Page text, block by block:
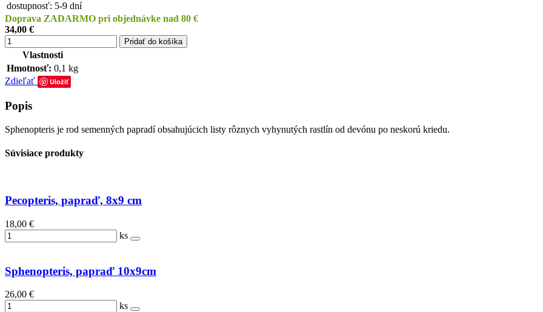
dostupnosť: 5-9 dní
Doprava ZADARMO pri objednávke nad 80 €
34,00 €
Pridať do košíka
Vlastnosti
Hmotnosť: 0,1 kg
Zdieľať
Uložiť
Popis
Sphenopteris je rod semenných papradí obsahujúcich listy rôznych vyhynutých rastlín od devónu po neskorú kriedu.
Súvisiace produkty
Pecopteris, papraď, 8x9 cm
18,00 €
ks
Sphenopteris, papraď 10x9cm
26,00 €
ks